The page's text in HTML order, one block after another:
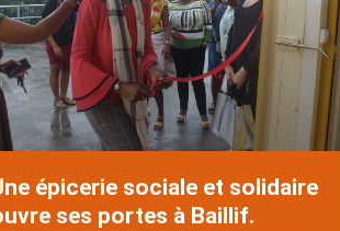
épicerie sociale et solidaire
ses portes à Baillif.